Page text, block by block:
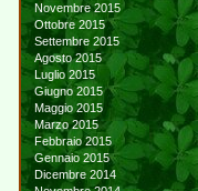
Novembre 2015
Ottobre 2015
Settembre 2015
Agosto 2015
Luglio 2015
Giugno 2015
Maggio 2015
Marzo 2015
Febbraio 2015
Gennaio 2015
Dicembre 2014